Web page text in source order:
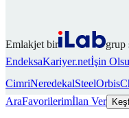
Emlakjet bir
grup
EndeksaKariyer.netİşin
CimriNeredekalSteelOrbis
AraFavorilerimİlan Ver